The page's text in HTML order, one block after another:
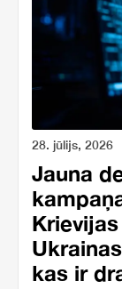
28. jūlijs, 2026
Jauna
kas ir